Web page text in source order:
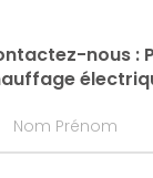
nous :